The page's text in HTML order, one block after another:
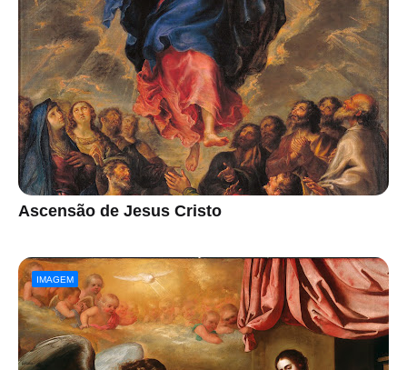
Ascensão de Jesus Cristo
IMAGEM